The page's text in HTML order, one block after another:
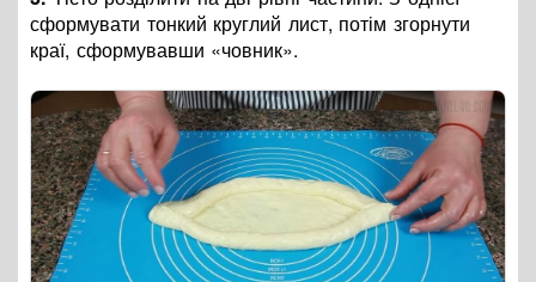
сформувати тонкий круглий лист, потім згорнути
краї, сформувавши «човник».